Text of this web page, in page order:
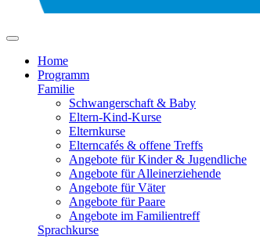
Home
Programm
Familie
Schwangerschaft & Baby
Eltern-Kind-Kurse
Elternkurse
Elterncafés & offene Treffs
Angebote für Kinder & Jugendliche
Angebote für Alleinerziehende
Angebote für Väter
Angebote für Paare
Angebote im Familientreff
Sprachkurse